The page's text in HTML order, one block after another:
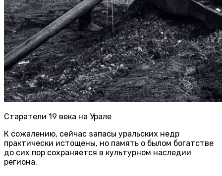
Старатели 19 века на Урале
К сожалению, сейчас запасы уральских недр
практически истощены, но память о былом богатстве
до сих пор сохраняется в культурном наследии
региона.